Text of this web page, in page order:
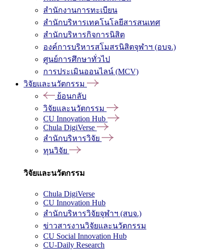
สำนักงานการทะเบียน
สำนักบริหารเทคโนโลยีสารสนเทศ
สำนักบริหารกิจการนิสิต
องค์การบริหารสโมสรนิสิตจุฬาฯ (อบจ.)
ศูนย์การศึกษาทั่วไป
การประเมินออนไลน์ (MCV)
วิจัยและนวัตกรรม
ย้อนกลับ
วิจัยและนวัตกรรม
CU Innovation Hub
Chula DigiVerse
สำนักบริหารวิจัย
ทุนวิจัย
วิจัยและนวัตกรรม
Chula DigiVerse
CU Innovation Hub
สำนักบริหารวิจัยจุฬาฯ (สบจ.)
ข่าวสารงานวิจัยและนวัตกรรม
CU Social Innovation Hub
CU-Daily Research